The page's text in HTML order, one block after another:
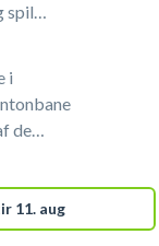
spil
ved
i
i
de
på
11. aug